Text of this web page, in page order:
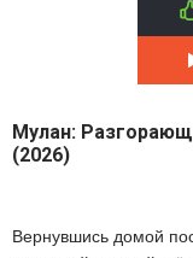
Мулан:
(2026)
Вернувшись домой